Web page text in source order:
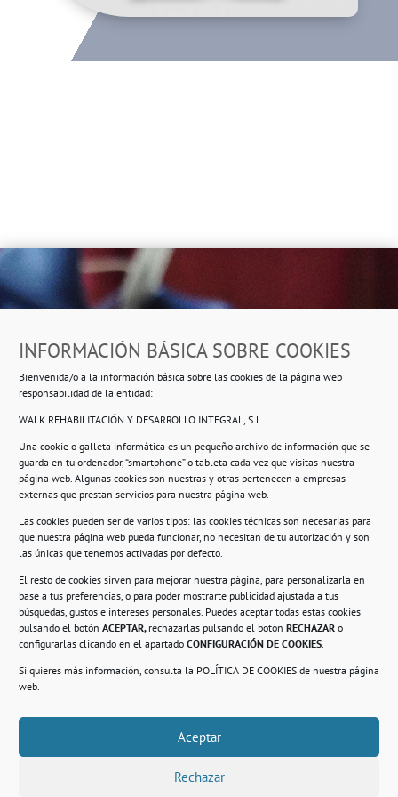
INFORMACIÓN BÁSICA SOBRE COOKIES
Bienvenida/o a la información básica sobre las cookies de la página web
responsabilidad de la entidad:
WALK REHABILITACIÓN Y DESARROLLO INTEGRAL, S.L.
Una cookie o galleta informática es un pequeño archivo de información que se
guarda en tu ordenador, “smartphone” o tableta cada vez que visitas nuestra
página web. Algunas cookies son nuestras y otras pertenecen a empresas
externas que prestan servicios para nuestra página web.
Las cookies pueden ser de varios tipos: las cookies técnicas son necesarias para
que nuestra página web pueda funcionar, no necesitan de tu autorización y son
las únicas que tenemos activadas por defecto.
El resto de cookies sirven para mejorar nuestra página, para personalizarla en
base a tus preferencias, o para poder mostrarte publicidad ajustada a tus
búsquedas, gustos e intereses personales. Puedes aceptar todas estas cookies
pulsando el botón ACEPTAR, rechazarlas pulsando el botón RECHAZAR o
configurarlas clicando en el apartado CONFIGURACIÓN DE COOKIES.
Si quieres más información, consulta la POLÍTICA DE COOKIES de nuestra página
web.
Aceptar
Rechazar
Ropero Solidario de Usera
Beasáin 25-33posterior, local 3 – 28041 Madrid
Información
Compromiso con la protección de datos
Política de Cookies.
© 2021. Realizado en el Centro de Rehabilitación